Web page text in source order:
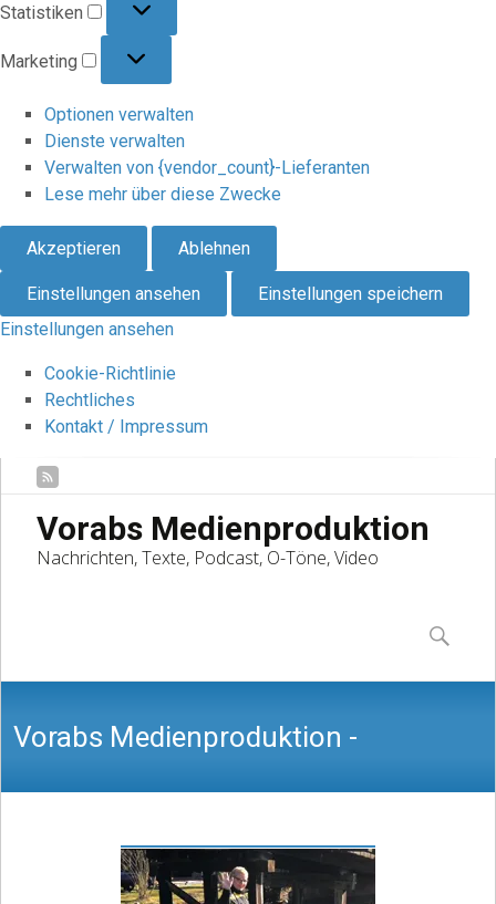
Statistiken
Marketing
Optionen verwalten
Dienste verwalten
Verwalten von {vendor_count}-Lieferanten
Lese mehr über diese Zwecke
Akzeptieren Ablehnen
Einstellungen ansehen
Einstellungen speichern
Einstellungen ansehen
Cookie-Richtlinie
Rechtliches
Kontakt / Impressum
Vorabs Medienproduktion
Nachrichten, Texte, Podcast, O-Töne, Video
content
Suchen
nach:
Vorabs Medienproduktion -
Nachrichten, Texte, Podcast, O-Töne,